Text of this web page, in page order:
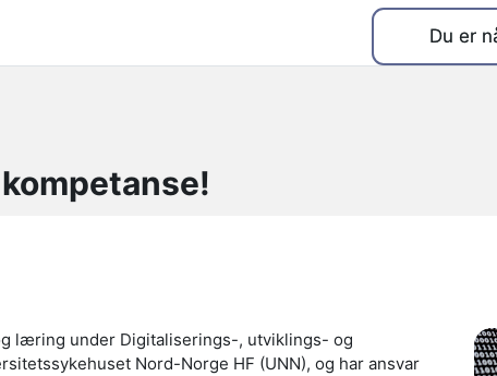
Du er
læring under Digitaliserings-, utviklings- og
Nord-Norge HF (UNN), og har ansvar